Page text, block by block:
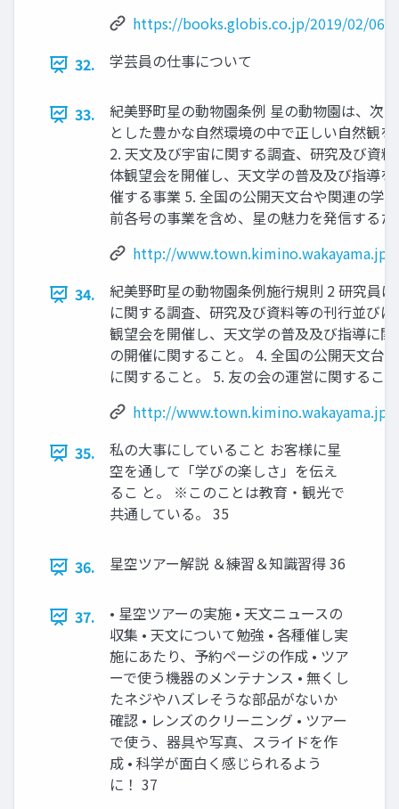
https://books.globis.co.jp/2019/02/06/
32.
学芸員の仕事について
33.
紀美野町星の動物園条例 星の動物園は、次
とした豊かな自然環境の中で正しい自然観
2. 天文及び宇宙に関する調査、研究及び資
体観望会を開催し、天文学の普及及び指導
催する事業 5. 全国の公開天文台や関連の学
前各号の事業を含め、星の魅力を発信する
http://
34.
紀美野町星の動物園条例施行規則 2 研究員
に関する調査、研究及び資料等の刊行並び
観望会を開催し、天文学の普及及び指導に
の開催に関すること。 4. 全国の公開天文台
に関すること。 5. 友の会の運営に関するこ
http://
35.
私の大事にしていること お客様に星
空を通して「学びの楽しさ」を伝え
るこ と。 ※このことは教育・観光で
共通している。 35
36. 星空ツアー解説 ＆練習＆知識習得 36
37.
• 星空ツアーの実施 • 天文ニュースの
収集 • 天文について勉強 • 各種催し実
施にあたり、予約ページの作成 • ツア
ーで使う機器のメンテナンス • 無くし
たネジやハズレそうな部品がないか
確認 • レンズのクリーニング • ツアー
で使う、器具や写真、スライドを作
成 • 科学が面白く感じられるよう
に！ 37